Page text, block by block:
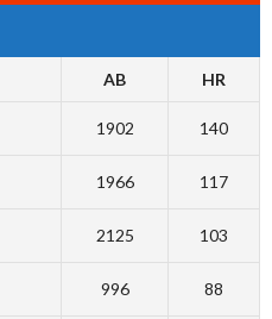
AB HR
1902 140
1966 117
2125 103
996 88